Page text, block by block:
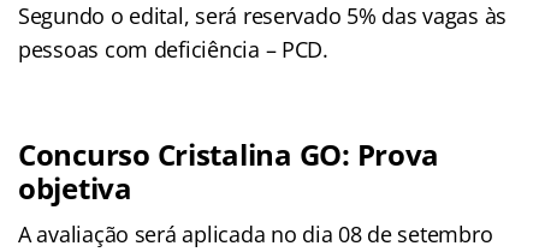
Segundo o edital, será reservado 5% das vagas às
pessoas com deficiência – PCD.
Concurso Cristalina GO: Prova
objetiva
A avaliação será aplicada no dia 08 de setembro